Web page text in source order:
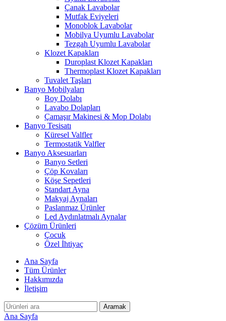
Çanak Lavabolar
Mutfak Eviyeleri
Monoblok Lavabolar
Mobilya Uyumlu Lavabolar
Tezgah Uyumlu Lavabolar
Klozet Kapakları
Duroplast Klozet Kapakları
Thermoplast Klozet Kapakları
Tuvalet Taşları
Banyo Mobilyaları
Boy Dolabı
Lavabo Dolapları
Çamaşır Makinesi & Mop Dolabı
Banyo Tesisatı
Küresel Valfler
Termostatik Valfler
Banyo Aksesuarları
Banyo Setleri
Çöp Kovaları
Köşe Sepetleri
Standart Ayna
Makyaj Aynaları
Paslanmaz Ürünler
Led Aydınlatmalı Aynalar
Çözüm Ürünleri
Çocuk
Özel İhtiyaç
Ana Sayfa
Tüm Ürünler
Hakkımızda
İletişim
Aramak
Ana Sayfa